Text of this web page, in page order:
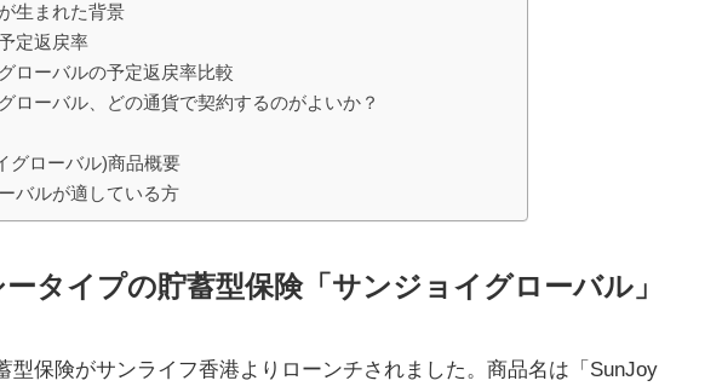
生まれた背景
定返戻率
ローバルの予定返戻率比較
ローバル、どの通貨で契約するのがよいか？
グローバル)商品概要
バルが適している方
タイプの貯蓄型保険「サンジョイグローバル」
型保険がサンライフ香港よりローンチされました。商品名は「SunJoy